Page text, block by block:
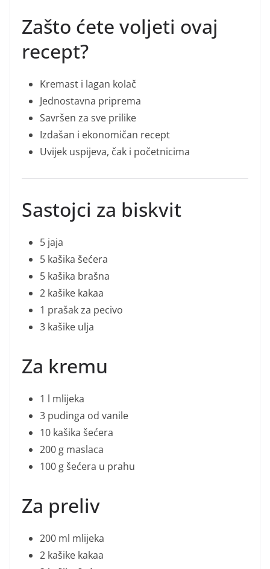
Zašto ćete voljeti ovaj
recept?
Kremast i lagan kolač
Jednostavna priprema
Savršen za sve prilike
Izdašan i ekonomičan recept
Uvijek uspijeva, čak i početnicima
Sastojci za biskvit
5 jaja
5 kašika šećera
5 kašika brašna
2 kašike kakaa
1 prašak za pecivo
3 kašike ulja
Za kremu
1 l mlijeka
3 pudinga od vanile
10 kašika šećera
200 g maslaca
100 g šećera u prahu
Za preliv
200 ml mlijeka
2 kašike kakaa